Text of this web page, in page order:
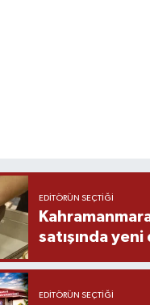
EDITÖRÜN SEÇTIĞI
satışında
EDITÖRÜN SEÇTIĞI